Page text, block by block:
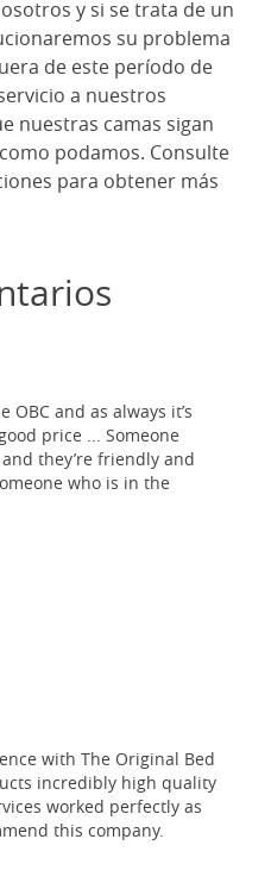
y si se trata de un
su problema
de este período de
a nuestros
nuestras camas sigan
podamos. Consulte
para obtener más
and as always it’s
price ... Someone
they’re friendly and
who is in the
with The Original Bed
incredibly high quality
worked perfectly as
this company.